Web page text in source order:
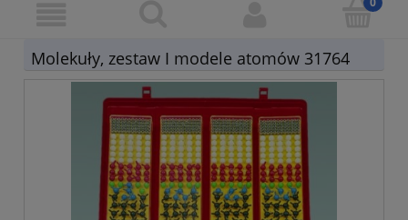
Molekuły, zestaw I modele atomów 31764